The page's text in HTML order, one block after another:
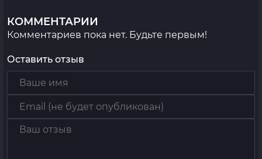
КОММЕНТАРИИ
Комментариев пока нет. Будьте первым!
Оставить отзыв